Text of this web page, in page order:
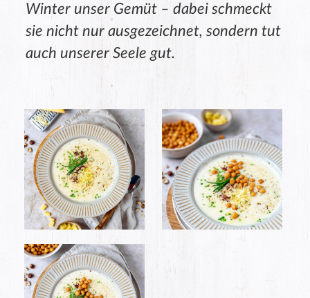
Winter unser Gemüt – dabei schmeckt
sie nicht nur ausgezeichnet, sondern tut
auch unserer Seele gut.